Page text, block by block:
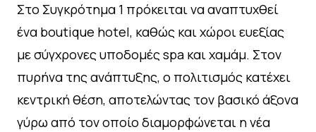
Στο Συγκρότημα 1 πρόκειται να αναπτυχθεί
ένα boutique hotel, καθώς και χώροι ευεξίας
με σύγχρονες υποδομές spa και χαμάμ. Στον
πυρήνα της ανάπτυξης, ο πολιτισμός κατέχει
κεντρική θέση, αποτελώντας τον βασικό άξονα
γύρω από τον οποίο διαμορφώνεται η νέα